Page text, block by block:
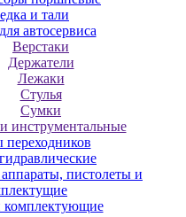
и тали
автосервиса
Верстаки
Держатели
Лежаки
Стулья
Сумки
инструментальные
пистолеты и
комплектующие